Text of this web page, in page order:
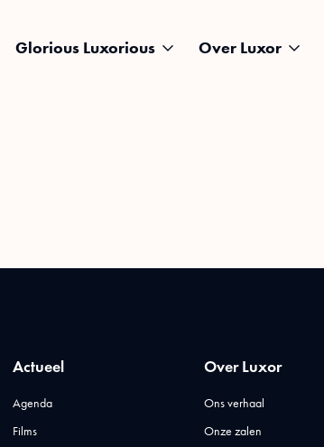
Glorious Luxorious Over Luxor
Actueel
Agenda
Films
Over Luxor
Ons verhaal
Onze zalen